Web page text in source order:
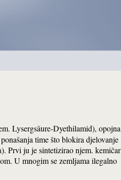
Lysergsäure-Dyethilamid), opojna
time što blokira djelovanje
Prvi ju je sintetizirao njem. kemičar
U mnogim se zemljama ilegalno